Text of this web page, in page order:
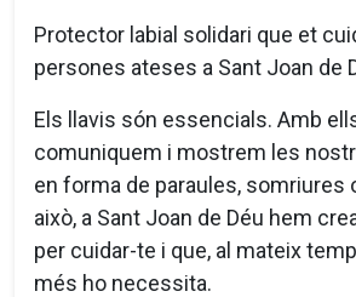
Protector labial solidari que et
persones ateses a Sant Joan de
Els llavis són essencials. Amb
comuniquem i mostrem les
en forma de paraules, somriures
això, a Sant Joan de Déu hem
per cuidar-te i que, al mateix
més ho necessita.